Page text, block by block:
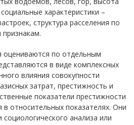
характеристики –
структура расселения по
оцениваются по отдельным
в виде комплексных
влияния совокупности
затрат, престижность и
показатели престижности
относительных показателях. Они
анализа или